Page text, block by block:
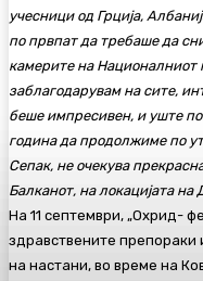
учесници од Грција,
по првпат да требаше да
камерите на Националниот
заблагодарувам на сите,
беше импресивен, и уште
година да продолжиме по
Сепак, не очекува
Балканот, на локацијата на
На 11 септември, „Охрид-
здравствените препораки
на настани, во време на